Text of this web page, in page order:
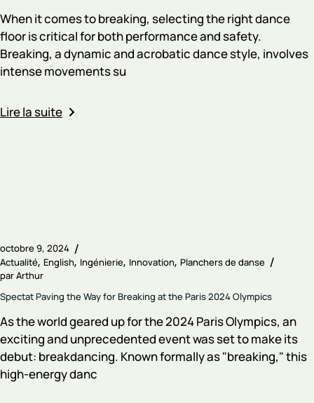
When it comes to breaking, selecting the right dance
floor is critical for both performance and safety.
Breaking, a dynamic and acrobatic dance style, involves
intense movements su
Lire la suite
octobre 9, 2024
Actualité English Ingénierie Innovation Planchers de danse
parArthur
Spectat Paving the Way for Breaking at the Paris 2024 Olympics
As the world geared up for the 2024 Paris Olympics, an
exciting and unprecedented event was set to make its
debut: breakdancing. Known formally as "breaking," this
high-energy danc